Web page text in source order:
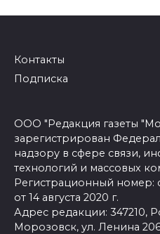
Контакты
Подписка
ООО "Редакция газеты
зарегистрирован
надзору в сфере связи,
технологий и массовых
Регистрационный
от 14 августа 2020 г.
Адрес редакции: 347210,
Морозовск, ул. Ленина